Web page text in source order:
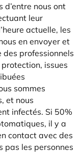
d’entre nous ont
leur
actuelle, les
en envoyer et
professionnels
issues
sommes
et nous
infectés. Si 50%
il y a
contact avec des
pas les personnes